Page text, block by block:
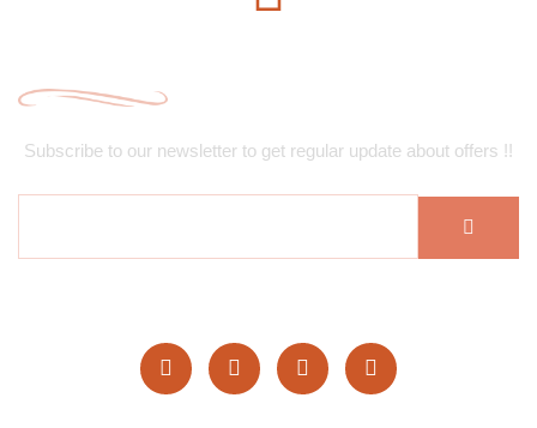
Subscribe to our newsletter to get regular update about offers !!